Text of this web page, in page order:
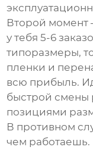
Второй момент
у тебя 5-6
типоразмеры,
пленки и
всю прибыль.
быстрой смены
позициями
В противном
чем работаешь.